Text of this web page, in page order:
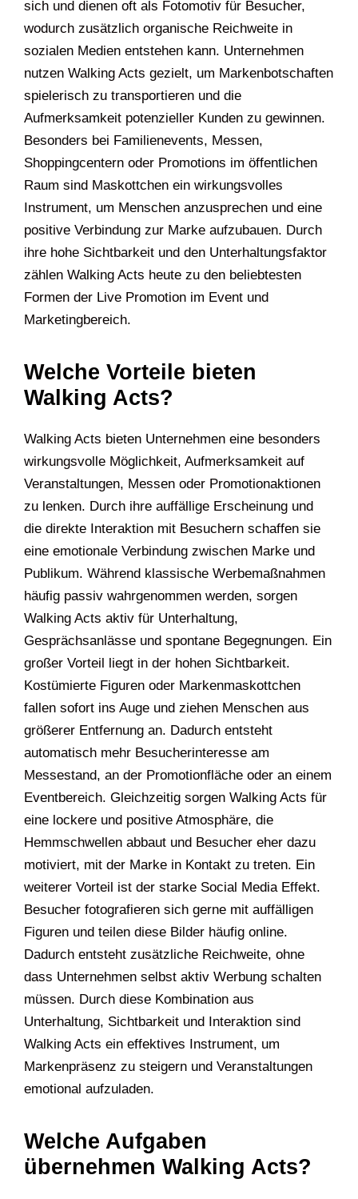
sich und dienen oft als Fotomotiv für Besucher,
wodurch zusätzlich organische Reichweite in
sozialen Medien entstehen kann. Unternehmen
nutzen Walking Acts gezielt, um Markenbotschaften
spielerisch zu transportieren und die
Aufmerksamkeit potenzieller Kunden zu gewinnen.
Besonders bei Familienevents, Messen,
Shoppingcentern oder Promotions im öffentlichen
Raum sind Maskottchen ein wirkungsvolles
Instrument, um Menschen anzusprechen und eine
positive Verbindung zur Marke aufzubauen. Durch
ihre hohe Sichtbarkeit und den Unterhaltungsfaktor
zählen Walking Acts heute zu den beliebtesten
Formen der Live Promotion im Event und
Marketingbereich.
Welche Vorteile bieten
Walking Acts?
Walking Acts bieten Unternehmen eine besonders
wirkungsvolle Möglichkeit, Aufmerksamkeit auf
Veranstaltungen, Messen oder Promotionaktionen
zu lenken. Durch ihre auffällige Erscheinung und
die direkte Interaktion mit Besuchern schaffen sie
eine emotionale Verbindung zwischen Marke und
Publikum. Während klassische Werbemaßnahmen
häufig passiv wahrgenommen werden, sorgen
Walking Acts aktiv für Unterhaltung,
Gesprächsanlässe und spontane Begegnungen. Ein
großer Vorteil liegt in der hohen Sichtbarkeit.
Kostümierte Figuren oder Markenmaskottchen
fallen sofort ins Auge und ziehen Menschen aus
größerer Entfernung an. Dadurch entsteht
automatisch mehr Besucherinteresse am
Messestand, an der Promotionfläche oder an einem
Eventbereich. Gleichzeitig sorgen Walking Acts für
eine lockere und positive Atmosphäre, die
Hemmschwellen abbaut und Besucher eher dazu
motiviert, mit der Marke in Kontakt zu treten. Ein
weiterer Vorteil ist der starke Social Media Effekt.
Besucher fotografieren sich gerne mit auffälligen
Figuren und teilen diese Bilder häufig online.
Dadurch entsteht zusätzliche Reichweite, ohne
dass Unternehmen selbst aktiv Werbung schalten
müssen. Durch diese Kombination aus
Unterhaltung, Sichtbarkeit und Interaktion sind
Walking Acts ein effektives Instrument, um
Markenpräsenz zu steigern und Veranstaltungen
emotional aufzuladen.
Welche Aufgaben
übernehmen Walking Acts?